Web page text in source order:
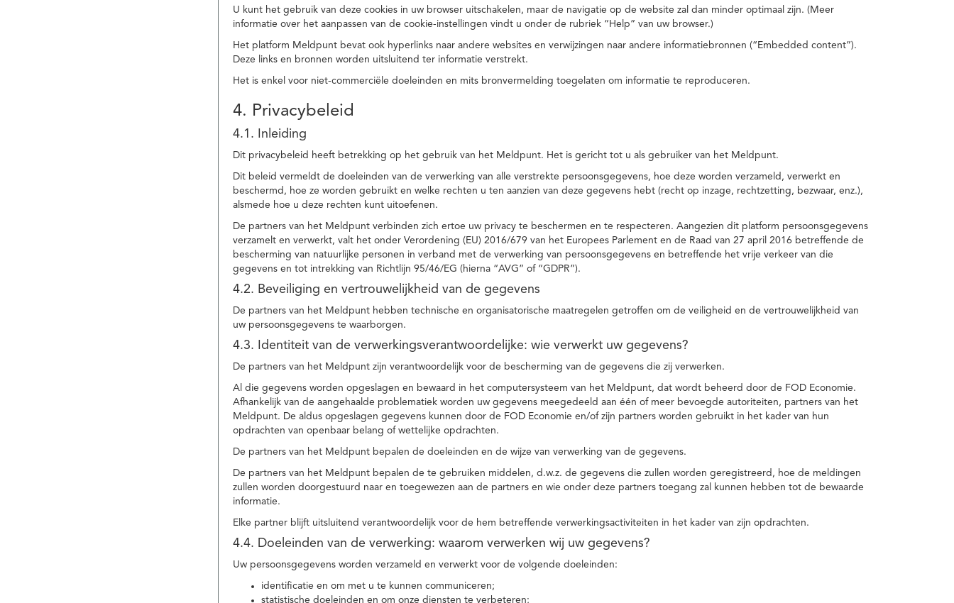
U kunt het gebruik van deze cookies in uw browser uitschakelen, maar de navigatie op de website zal dan minder optimaal zijn. (Meer
informatie over het aanpassen van de cookie-instellingen vindt u onder de rubriek “Help” van uw browser.)
Het platform Meldpunt bevat ook hyperlinks naar andere websites en verwijzingen naar andere informatiebronnen (“Embedded content”).
Deze links en bronnen worden uitsluitend ter informatie verstrekt.
Het is enkel voor niet-commerciële doeleinden en mits bronvermelding toegelaten om informatie te reproduceren.
4. Privacybeleid
4.1. Inleiding
Dit privacybeleid heeft betrekking op het gebruik van het Meldpunt. Het is gericht tot u als gebruiker van het Meldpunt.
Dit beleid vermeldt de doeleinden van de verwerking van alle verstrekte persoonsgegevens, hoe deze worden verzameld, verwerkt en
beschermd, hoe ze worden gebruikt en welke rechten u ten aanzien van deze gegevens hebt (recht op inzage, rechtzetting, bezwaar, enz.),
alsmede hoe u deze rechten kunt uitoefenen.
De partners van het Meldpunt verbinden zich ertoe uw privacy te beschermen en te respecteren. Aangezien dit platform persoonsgegevens
verzamelt en verwerkt, valt het onder Verordening (EU) 2016/679 van het Europees Parlement en de Raad van 27 april 2016 betreffende de
bescherming van natuurlijke personen in verband met de verwerking van persoonsgegevens en betreffende het vrije verkeer van die
gegevens en tot intrekking van Richtlijn 95/46/EG (hierna “AVG” of “GDPR”).
4.2. Beveiliging en vertrouwelijkheid van de gegevens
De partners van het Meldpunt hebben technische en organisatorische maatregelen getroffen om de veiligheid en de vertrouwelijkheid van
uw persoonsgegevens te waarborgen.
4.3. Identiteit van de verwerkingsverantwoordelijke: wie verwerkt uw gegevens?
De partners van het Meldpunt zijn verantwoordelijk voor de bescherming van de gegevens die zij verwerken.
Al die gegevens worden opgeslagen en bewaard in het computersysteem van het Meldpunt, dat wordt beheerd door de FOD Economie.
Afhankelijk van de aangehaalde problematiek worden uw gegevens meegedeeld aan één of meer bevoegde autoriteiten, partners van het
Meldpunt. De aldus opgeslagen gegevens kunnen door de FOD Economie en/of zijn partners worden gebruikt in het kader van hun
opdrachten van openbaar belang of wettelijke opdrachten.
De partners van het Meldpunt bepalen de doeleinden en de wijze van verwerking van de gegevens.
De partners van het Meldpunt bepalen de te gebruiken middelen, d.w.z. de gegevens die zullen worden geregistreerd, hoe de meldingen
zullen worden doorgestuurd naar en toegewezen aan de partners en wie onder deze partners toegang zal kunnen hebben tot de bewaarde
informatie.
Elke partner blijft uitsluitend verantwoordelijk voor de hem betreffende verwerkingsactiviteiten in het kader van zijn opdrachten.
4.4. Doeleinden van de verwerking: waarom verwerken wij uw gegevens?
Uw persoonsgegevens worden verzameld en verwerkt voor de volgende doeleinden:
identificatie en om met u te kunnen communiceren;
statistische doeleinden en om onze diensten te verbeteren;